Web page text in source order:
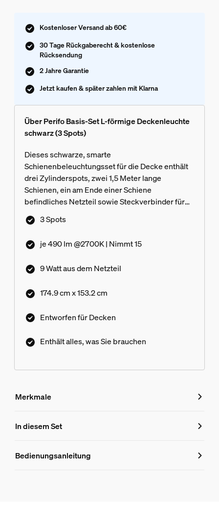
Kostenloser Versand ab 60€
30 Tage Rückgaberecht & kostenlose
Rücksendung
2 Jahre Garantie
Jetzt kaufen & später zahlen mit Klarna
Über Perifo Basis-Set L-förmige Deckenleuchte
schwarz (3 Spots)
Dieses schwarze, smarte
Schienenbeleuchtungsset für die Decke enthält
drei Zylinderspots, zwei 1,5 Meter lange
Schienen, ein am Ende einer Schiene
befindliches Netzteil sowie Steckverbinder für
eine nach links gehende L-Form.
3 Spots
je 490 lm @2700K | Nimmt 15
9 Watt aus dem Netzteil
174.9 cm x 153.2 cm
Entworfen für Decken
Enthält alles, was Sie brauchen
Merkmale
Merkmale
8719514872073
In diesem Set
Bedienungsanleitung